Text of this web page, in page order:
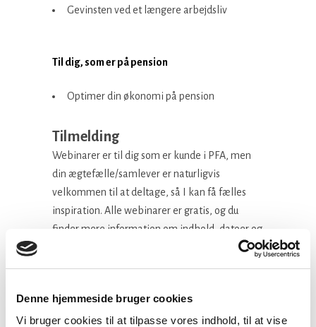
Denne hjemmeside bruger cookies
Vi bruger cookies til at tilpasse vores indhold, til at vise
Gevinsten ved et længere arbejdsliv
Til dig, som er på pension
Optimer din økonomi på pension
Tilmelding
Webinarer er til dig som er kunde i PFA, men
din ægtefælle/samlever er naturligvis
velkommen til at deltage, så I kan få fælles
inspiration. Alle webinarer er gratis, og du
finder mere information om indhold, datoer og
pensionsordning?
Læs mere under menupunktetPension og